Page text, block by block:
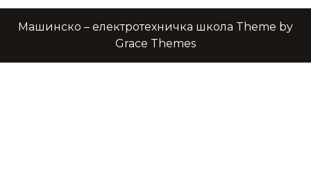
Машинско – електротехничка школа Theme by
Grace Themes